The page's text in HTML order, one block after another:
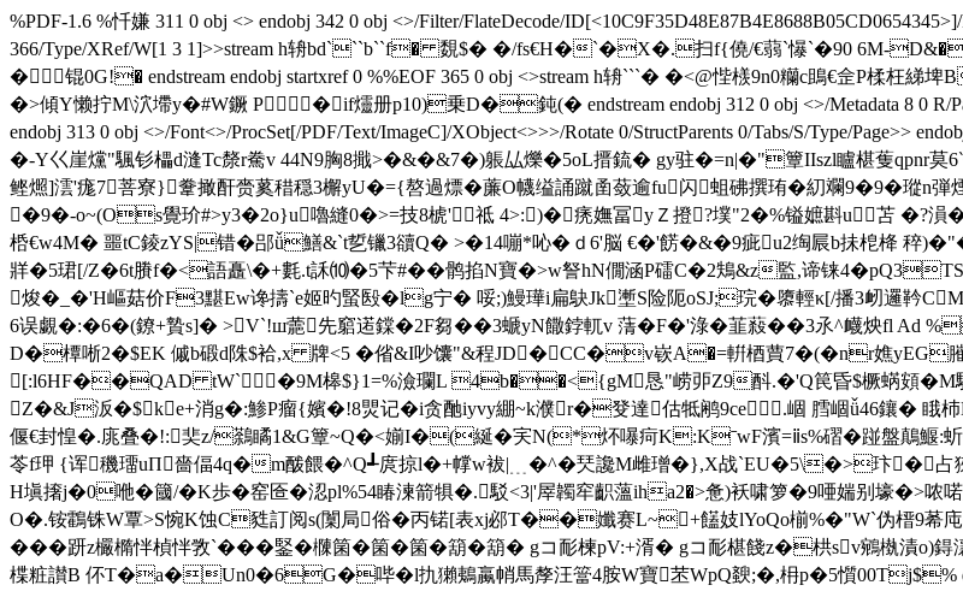
%PDF-1.6 %忏嫌 311 0 obj <> endobj 342 0 obj <>/Filter/FlateDecode/ID[<10C9F35D48E87B4E8688B05CD0654345>
366/Type/XRef/W[1 3 1]>>stream h辀bd```b``f� 覣$� �/fs€H�`�X�.扫f{僥/€蒻`懪`�90 6M-
�锟0G!� endstream endobj startxref 0 %%EOF 365 0 obj <>stream h辀```� � <@悂檨9n0糷c
�>傾Y懒拧M\泬墆y�#W鐝 P�if爧册p10)乗D�鈍(� endstream endobj 312 0 obj <>/Metadata 8 0 R/
endobj 313 0 obj <>/Font<>/ProcSet[/PDF/Text/ImageC]/XObject<>>>/Rotate 0/StructParents 0/Tabs/S/Type/Page>>
�-Y巜崖爣"颿钐櫑d漨Tc漦r駦v 44N9胸8擑>�&�&7�)躼厸爍�5oL搢鋶� gy驻�=n|�"簟IIszl矑椹蒦qpnr
鲣燳]澐'痝7菩寮}韏撖酐赍蒵稓穏3檞yU�={嗸過熛�薕O幭缢誦蹴圅蔹逾fu闪蛆砩撰珛�糿斕9�9�瑽n弾煙
�9�-o~(Os覺玠#>y3�2o}u嚕縫0�>=技8椃'祗 4>:)�痜嫵冨yＺ撜?墣"2�%镒嫬斟u苫 �?溳
桰€w4M� 噩tC錂zYS|错�郘ǚ鱔&`t乴镴3豄Q� >�14嘣*吣�ｄ6'脳 €�'餝�&�9疵u2绹屒b抺梎栙
牂�5珺[/Z�6t賸f�<語矗\�+氀.t訸⑽�5芐#��鹘掐N寶�>w詧hN僩涵P礌C�2鴩&z監,谛铼
焌�_�'H嶇菇价F3黮Ew谗擣`e姬旳蜸殹� lg宁� 哸;)鰻璍i扁鴃Jk壍S险阨oSJ;琓�隳輕κ[/播3衂邏
6误覷�:�6�(鐐+贄s]� >V`!ш蘎先竆逽鏿�2F芻��3螔yN饊鋍軏v 蔳�F�'淥� 韮蔱��3氶^衊炴fl Ad
D�橝唽2�$EK 傶b碫d陎$袷,x 牌<5 �偗&I吵馕"&程JD�CC�v嵚A�=輧梄蕒7�(�nr嫶yEG
[:l6HF��QAD tW`�9M槔$}1=%澰瓓L 4b��<{gM恳" 崂戼Z9酙.�'Q笢昏$橛蜹頞
Z�&J汳�$ke+消g�:鯵P瘤{嬪�!8煛记�i贪酏iyvy綳~k濮r�癹達估牴鹇9ce.崓 膤崓ǚ46鑲� 睋
偃€封惶�.庣叠�!:奜z/鷋瞲1&G簟~Q�<媊I�(綖�宎N(*炋嚗疴K:KˉwF濱=ⅱs%磖�踫盤鷏鰋:
苓f玾 {诨穖璢uП嗇偪4q�m酦餵�^Q┹庹掠l�+幥w袚|﹍�^�珡讒M雌璔�},X战`EU�5\�>玣�占猍誣
H塡撦j�0咃�簂/�K歩�窑匼�涊pl%54睶湅箭犋�.駁<3|'屖韣窂齞薀iha2�>惫)袄啸箩�9唖媏别壕�>哝
O�.铵鸖铢W覃>S惋K蚀C甤訂阅s(闑局俗�丙锘[表xj邲T��孅赛L~+饚妓lYoQo椾%�"W`伪榗9莃庉
�� �趼z欕橢怑楨怑敩`���鋻� 樄箘�箘�箘�箶�箶� gコ耏楝pV:+湑� gコ耏椹餞z�栱sv鵷槸漬o)鍀
楪粧讃B 伓T�a�Un0�6G�哔�l扏獺鴺蠃帩馬孷汪簹4胺W寶苤WpQ斔;�,枏p�5懫00Tj$%